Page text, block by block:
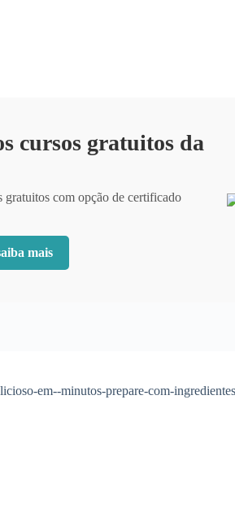
cursos gratuitos da
gratuitos com opção de certificado
mais